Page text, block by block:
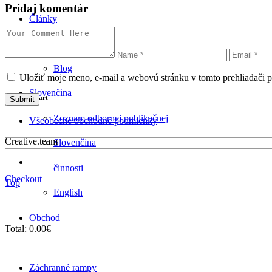
Články
Blog
Zoznam odbornej publikačnej
činnosti
Obchod
Záchranné rampy
0 Shopping Cart
Shopping Cart
Checkout
Total: 0.00€
Slovenčina
Slovenčina
English
Pridaj komentár
Uložiť moje meno, e-mail a webovú stránku v tomto prehliadači
Všeobecné obchodné podmienky
Creative.team
Top